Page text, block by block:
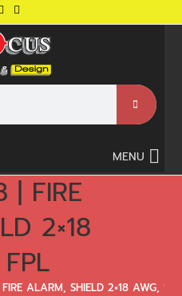
MENU
| FIRE
2×18
ALARM, SHIELD 2×18 AWG, 1